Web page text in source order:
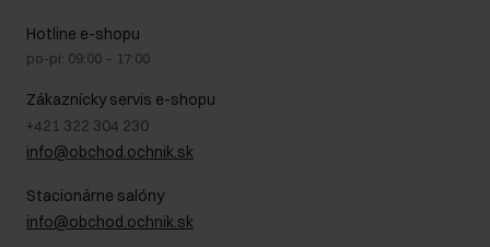
Bezpečné nakupovanie
Blog
Najčastejšie kladené otázky (FAQ)
GDPR - Zásady ochrany osobných údajov
Právne informácie
Hotline e-shopu
po-pi: 09:00 – 17:00
Zákaznícky servis e-shopu
+421 322 304 230
info@obchod.ochnik.sk
Stacionárne salóny
info@obchod.ochnik.sk